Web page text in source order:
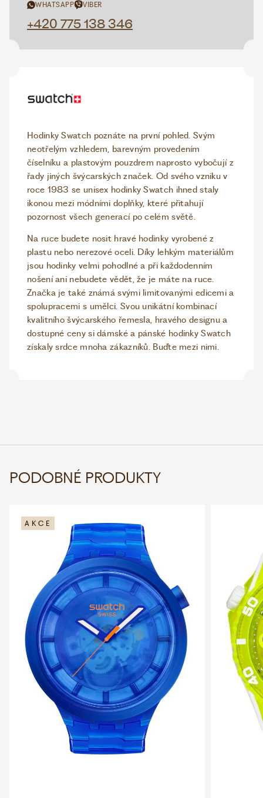
WHATSAPP VIBER
+420 775 138 346
Hodinky Swatch poznáte na první pohled. Svým
neotřelým vzhledem, barevným provedením
číselníku a plastovým pouzdrem naprosto vybočují z
řady jiných švýcarských značek. Od svého vzniku v
roce 1983 se unisex hodinky Swatch ihned staly
ikonou mezi módními doplňky, které přitahují
pozornost všech generací po celém světě.
Na ruce budete nosit hravé hodinky vyrobené z
plastu nebo nerezové oceli. Díky lehkým materiálům
jsou hodinky velmi pohodlné a při každodenním
nošení ani nebudete vědět, že je máte na ruce.
Značka je také známá svými limitovanými edicemi a
spolupracemi s umělci. Svou unikátní kombinací
kvalitního švýcarského řemesla, hravého designu a
dostupné ceny si dámské a pánské hodinky Swatch
získaly srdce mnoha zákazníků. Buďte mezi nimi.
PODOBNÉ PRODUKTY
AKCE